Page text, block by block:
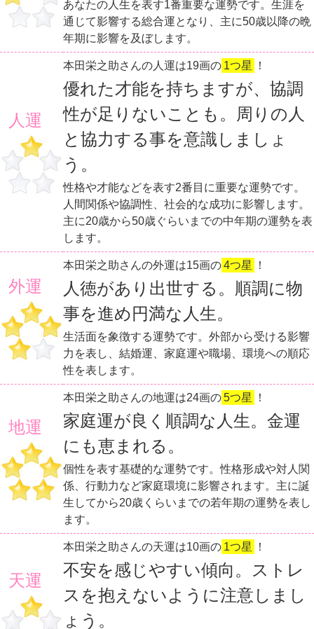
あなたの人生を表す1番重要な運勢です。生涯を
通じて影響する総合運となり、主に50歳以降の晩
年期に影響を及ぼします。
人運
本田栄之助さんの人運は19画の 1つ星 ！
優れた才能を持ちますが、協調
性が足りないことも。周りの人
と協力する事を意識しましょ
う。
性格や才能などを表す2番目に重要な運勢です。
人間関係や協調性、社会的な成功に影響します。
主に20歳から50歳ぐらいまでの中年期の運勢を表
します。
外運
本田栄之助さんの外運は15画の4つ星 ！
人徳があり出世する。順調に物
事を進め円満な人生。
生活面を象徴する運勢です。外部から受ける影響
力を表し、結婚運、家庭運や職場、環境への順応
性を表します。
地運
本田栄之助さんの地運は24画の5つ星 ！
家庭運が良く順調な人生。金運
にも恵まれる。
個性を表す基礎的な運勢です。性格形成や対人関
係、行動力など家庭環境に影響されます。主に誕
生してから20歳くらいまでの若年期の運勢を表し
ます。
天運
本田栄之助さんの天運は10画の 1つ星 ！
不安を感じやすい傾向。ストレ
スを抱えないように注意しまし
ょう。